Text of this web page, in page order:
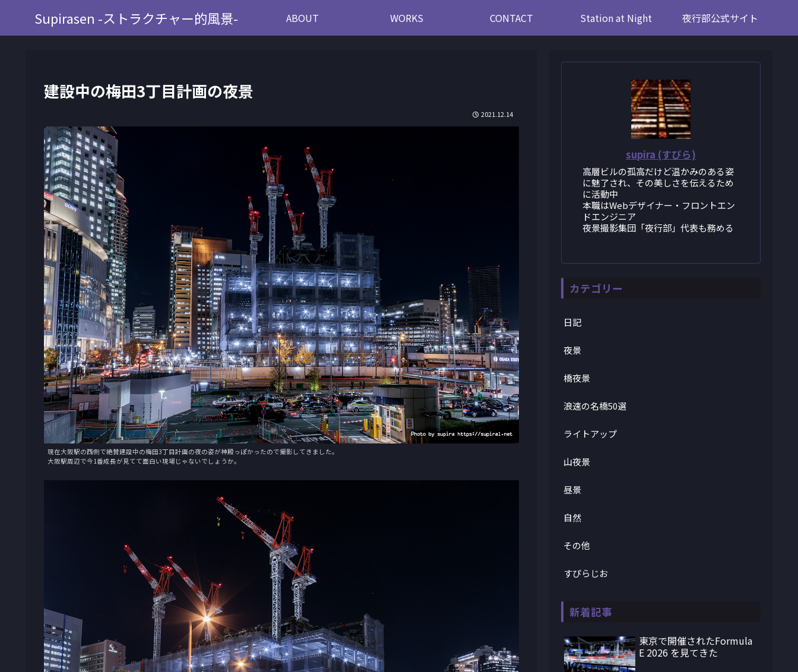
Supirasen -ストラクチャー的風景- ABOUT WORKS CONTACT Station at Night 夜行部公式サイト
建設中の梅田3丁目計画の夜景
2021.12.14
現在大阪駅の西側で絶賛建設中の梅田3丁目計画の夜の姿が神殿っぽかったので撮影してきました。
大阪駅周辺で今1番成長が見てて面白い現場じゃないでしょうか。
supira (すぴら)
高層ビルの孤高だけど温かみのある姿
に魅了され、その美しさを伝えるため
に活動中
本職はWebデザイナー・フロントエン
ドエンジニア
夜景撮影集団「夜行部」代表も務める
カテゴリー
日記
夜景
橋夜景
浪速の名橋50選
ライトアップ
山夜景
昼景
自然
その他
すぴらじお
新着記事
東京で開催されたFormula
E 2026 を見てきた